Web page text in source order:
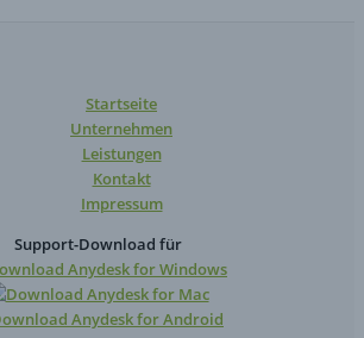
Startseite
Unternehmen
Leistungen
Kontakt
Impressum
Support-Download für